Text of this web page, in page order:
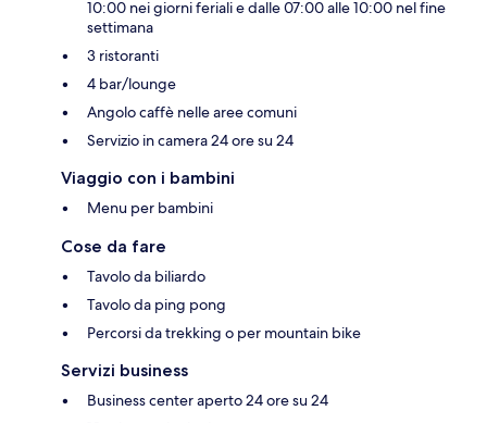
10:00 nei giorni feriali e dalle 07:00 alle 10:00 nel fine
settimana
3 ristoranti
4 bar/lounge
Angolo caffè nelle aree comuni
Servizio in camera 24 ore su 24
Viaggio con i bambini
Menu per bambini
Cose da fare
Tavolo da biliardo
Tavolo da ping pong
Percorsi da trekking o per mountain bike
Servizi business
Business center aperto 24 ore su 24